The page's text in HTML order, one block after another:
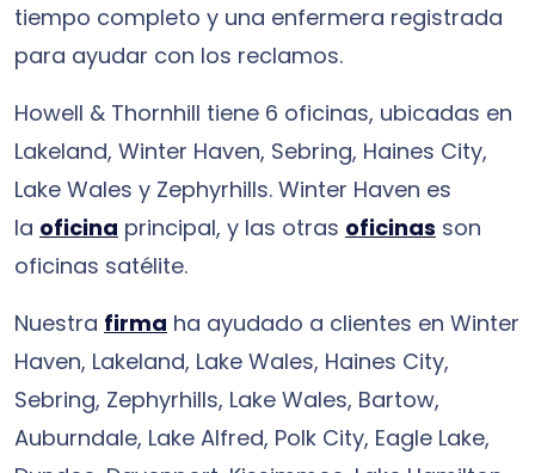
tiempo completo y una enfermera registrada
para ayudar con los reclamos.
Howell & Thornhill tiene 6 oficinas, ubicadas en
Lakeland, Winter Haven, Sebring, Haines City,
Lake Wales y Zephyrhills. Winter Haven es
la oficina principal, y las otras oficinas son
oficinas satélite.
Nuestra firma ha ayudado a clientes en Winter
Haven, Lakeland, Lake Wales, Haines City,
Sebring, Zephyrhills, Lake Wales, Bartow,
Auburndale, Lake Alfred, Polk City, Eagle Lake,